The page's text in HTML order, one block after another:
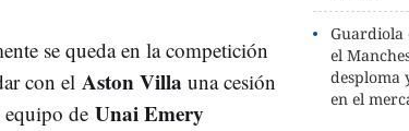
Guardiola
el
desploma
en el
se queda en la competición
con el Aston Villa una cesión
equipo de Unai Emery